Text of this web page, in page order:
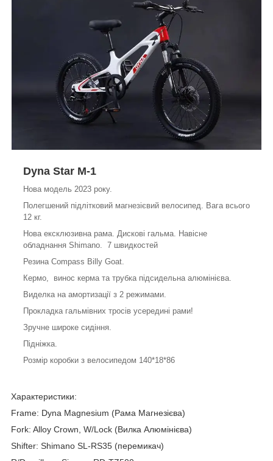
Dyna Star M-1
Нова модель 2023 року.
Полегшений підлітковий магнезієвий велосипед. Вага всього
12 кг.
Нова ексклюзивна рама. Дискові гальма. Навісне
обладнання Shimano. 7 швидкостей
Резина Compass Billy Goat.
Кермо, винос керма та трубка підсидельна алюмінієва.
Виделка на амортизації з 2 режимами.
Прокладка гальмівних тросів усередині рами!
Зручне широке сидіння.
Підніжка.
Розмір коробки з велосипедом 140*18*86
Характеристики:
Frame: Dyna Magnesium (Рама Магнезієва)
Fork: Alloy Crown, W/Lock (Вилка Алюмінієва)
Shifter: Shimano SL-RS35 (перемикач)